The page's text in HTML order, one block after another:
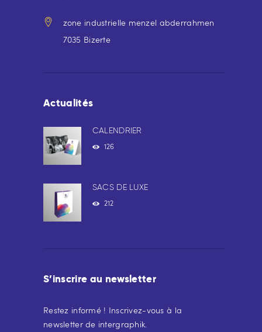
zone industrielle menzel abderrahmen
7035 Bizerte
Actualités
CALENDRIER
126
SACS DE LUXE
212
S’inscrire au newsletter
Restez informé ! Inscrivez-vous à la
newsletter de intergraphik.